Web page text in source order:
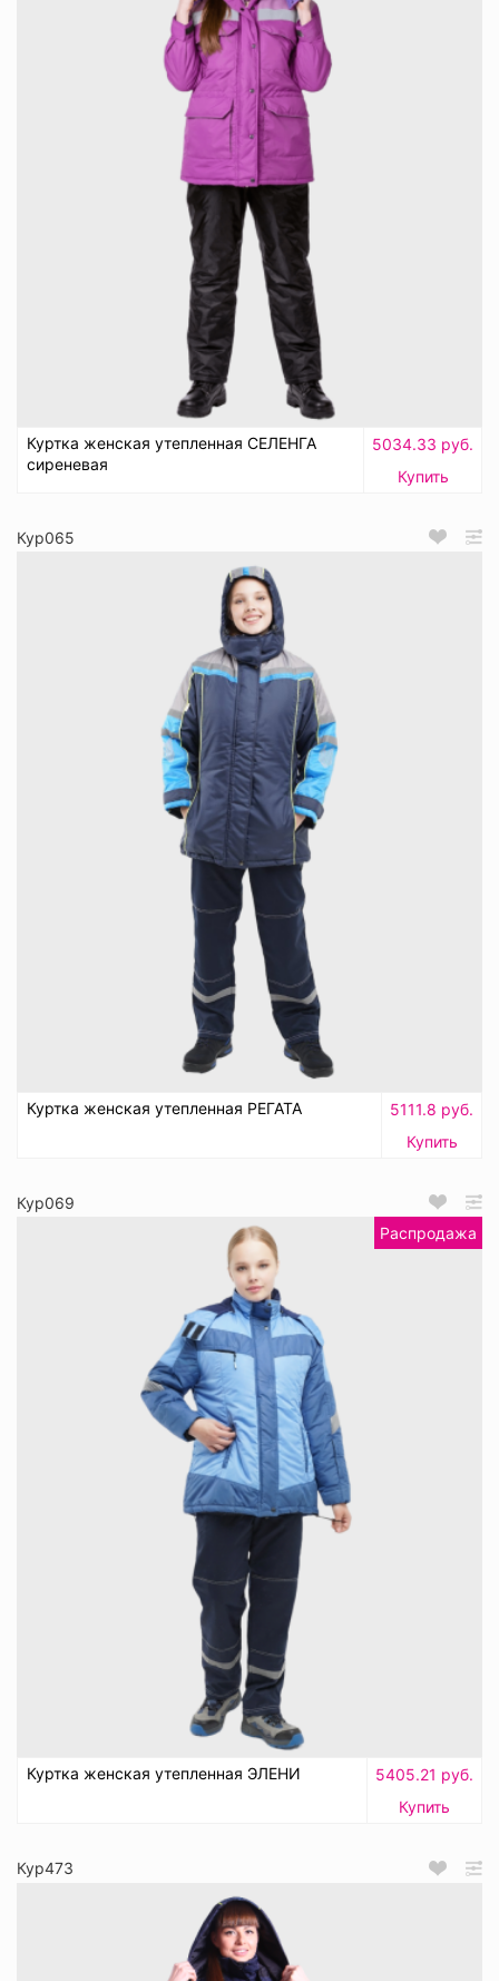
Куртка женская утепленная СЕЛЕНГА
сиреневая
5034.33 руб.
Купить
Кур065
Куртка женская утепленная РЕГАТА
5111.8 руб.
Купить
Кур069
Распродажа
Куртка женская утепленная ЭЛЕНИ
5405.21 руб.
Купить
Кур473